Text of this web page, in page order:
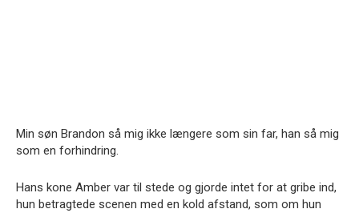
Min søn Brandon så mig ikke længere som sin far, han så mig
som en forhindring.
Hans kone Amber var til stede og gjorde intet for at gribe ind,
hun betragtede scenen med en kold afstand, som om hun